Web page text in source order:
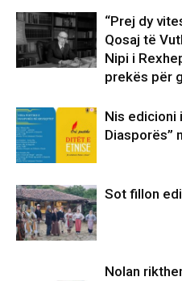
“Prej dy
Qosaj të
Nipi i
prekës për
Nis edicioni
Diasporës”
Sot fillon
Nolan